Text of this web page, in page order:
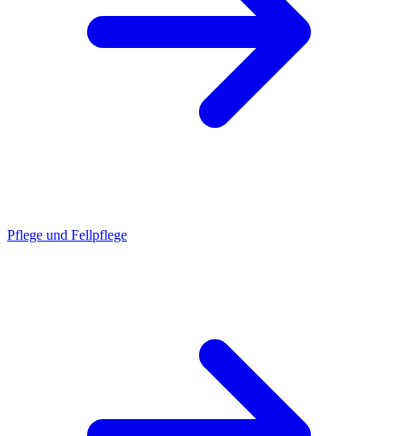
Pflege und Fellpflege